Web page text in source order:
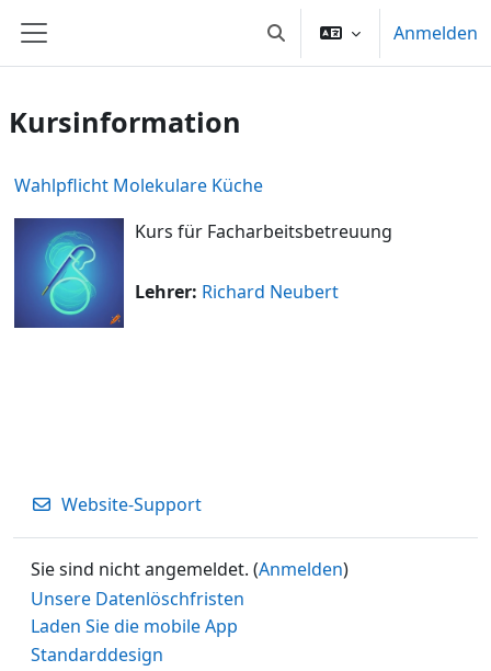
Website-Übersicht Sucheingabe umschalten
Anmelden
Kursinformation
Wahlpflicht Molekulare Küche
Kurs für Facharbeitsbetreuung
Lehrer: Richard Neubert
Website-Support
Sie sind nicht angemeldet. (Anmelden)
Unsere Datenlöschfristen
Laden Sie die mobile App
Standarddesign